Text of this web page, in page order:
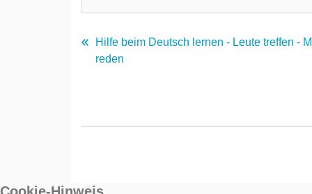
Hilfe beim Deutsch lernen - Leute treffen -
reden